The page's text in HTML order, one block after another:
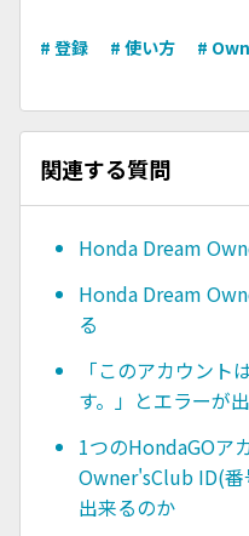
# 登録 # 使い方 #
関連する質問
Honda Dream
Honda Dream
る
「このアカウント
す。」とエラーが
1つのHondaGOア
Owner'sClub ID(
出来るのか